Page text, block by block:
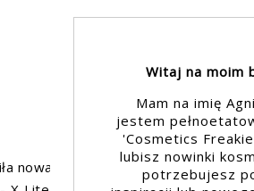
nowa
Witaj na moim
Mam na imię
jestem
'Cosmetics
lubisz nowinki
potrzebujesz